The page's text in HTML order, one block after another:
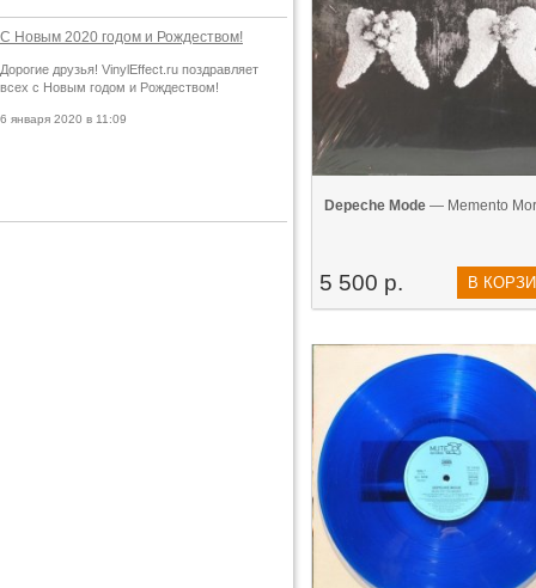
С Новым 2020 годом и Рождеством!
Дорогие друзья! VinylEffect.ru поздравляет
всех с Новым годом и Рождеством!
6 января 2020 в 11:09
Depeche Mode— Memento
5 500 р. В